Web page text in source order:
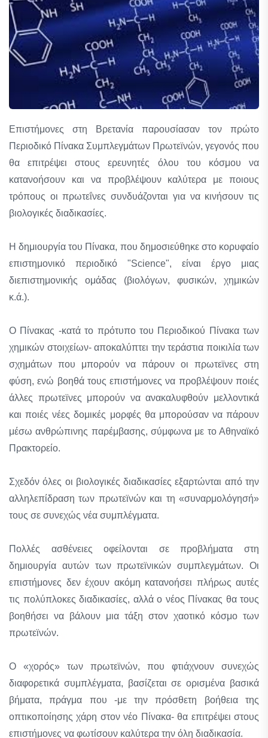
Επιστήμονες στη Βρετανία παρουσίασαν τον πρώτο
Περιοδικό Πίνακα Συμπλεγμάτων Πρωτεϊνών, γεγονός που
θα επιτρέψει στους ερευνητές όλου του κόσμου να
κατανοήσουν και να προβλέψουν καλύτερα με ποιους
τρόπους οι πρωτεΐνες συνδυάζονται για να κινήσουν τις
βιολογικές διαδικασίες.
Η δημιουργία του Πίνακα, που δημοσιεύθηκε στο κορυφαίο
επιστημονικό περιοδικό "Science", είναι έργο μιας
διεπιστημονικής ομάδας (βιολόγων, φυσικών, χημικών
κ.ά.).
Ο Πίνακας -κατά το πρότυπο του Περιοδικού Πίνακα των
χημικών στοιχείων- αποκαλύπτει την τεράστια ποικιλία των
σχημάτων που μπορούν να πάρουν οι πρωτεϊνες στη
φύση, ενώ βοηθά τους επιστήμονες να προβλέψουν ποιές
άλλες πρωτεϊνες μπορούν να ανακαλυφθούν μελλοντικά
και ποιές νέες δομικές μορφές θα μπορούσαν να πάρουν
μέσω ανθρώπινης παρέμβασης, σύμφωνα με το Αθηναϊκό
Πρακτορείο.
Σχεδόν όλες οι βιολογικές διαδικασίες εξαρτώνται από την
αλληλεπίδραση των πρωτεϊνών και τη «συναρμολόγησή»
τους σε συνεχώς νέα συμπλέγματα.
Πολλές ασθένειες οφείλονται σε προβλήματα στη
δημιουργία αυτών των πρωτεϊνικών συμπλεγμάτων. Οι
επιστήμονες δεν έχουν ακόμη κατανοήσει πλήρως αυτές
τις πολύπλοκες διαδικασίες, αλλά ο νέος Πίνακας θα τους
βοηθήσει να βάλουν μια τάξη στον χαοτικό κόσμο των
πρωτεϊνών.
Ο «χορός» των πρωτεϊνών, που φτιάχνουν συνεχώς
διαφορετικά συμπλέγματα, βασίζεται σε ορισμένα βασικά
βήματα, πράγμα που -με την πρόσθετη βοήθεια της
οπτικοποίησης χάρη στον νέο Πίνακα- θα επιτρέψει στους
επιστήμονες να φωτίσουν καλύτερα την όλη διαδικασία.